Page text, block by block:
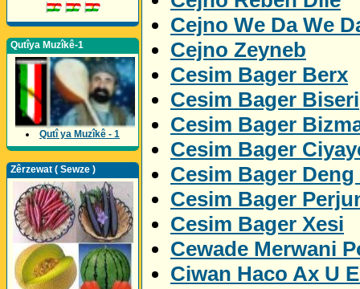
Qutîya Muzîkê-1
Qutî ya Muzîkê - 1
Zêrzewat ( Sewze )
Cejno We Da We
Cejno Zeyneb
Cesim Bager Berx
Cesim Bager Biseri
Cesim Bager
Cesim Bager
Cesim Bager
Cesim Bager
Cesim Bager Xesi
Cewade Merwani
Ciwan Haco Ax U